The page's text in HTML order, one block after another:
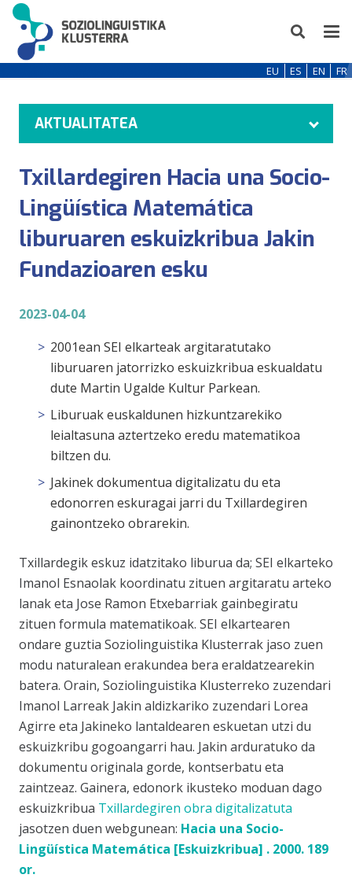
EU ES EN FR
AKTUALITATEA
Txillardegiren Hacia una Socio-
Lingüística Matemática
liburuaren eskuizkribua Jakin
Fundazioaren esku
2023-04-04
2001ean SEI elkarteak argitaratutako
liburuaren jatorrizko eskuizkribua eskualdatu
dute Martin Ugalde Kultur Parkean.
Liburuak euskaldunen hizkuntzarekiko
leialtasuna aztertzeko eredu matematikoa
biltzen du.
Jakinek dokumentua digitalizatu du eta
edonorren eskuragai jarri du Txillardegiren
gainontzeko obrarekin.
Txillardegik eskuz idatzitako liburua da; SEI elkarteko
Imanol Esnaolak koordinatu zituen argitaratu arteko
lanak eta Jose Ramon Etxebarriak gainbegiratu
zituen formula matematikoak. SEI elkartearen
ondare guztia Soziolinguistika Klusterrak jaso zuen
modu naturalean erakundea bera eraldatzearekin
batera. Orain, Soziolinguistika Klusterreko zuzendari
Imanol Larreak Jakin aldizkariko zuzendari Lorea
Agirre eta Jakineko lantaldearen eskuetan utzi du
eskuizkribu gogoangarri hau. Jakin arduratuko da
dokumentu originala gorde, kontserbatu eta
zaintzeaz. Gainera, edonork ikusteko moduan dago
eskuizkribua Txillardegiren obra digitalizatuta
jasotzen duen webgunean: Hacia una Socio-
Lingüística Matemática [Eskuizkribua] . 2000. 189
or.